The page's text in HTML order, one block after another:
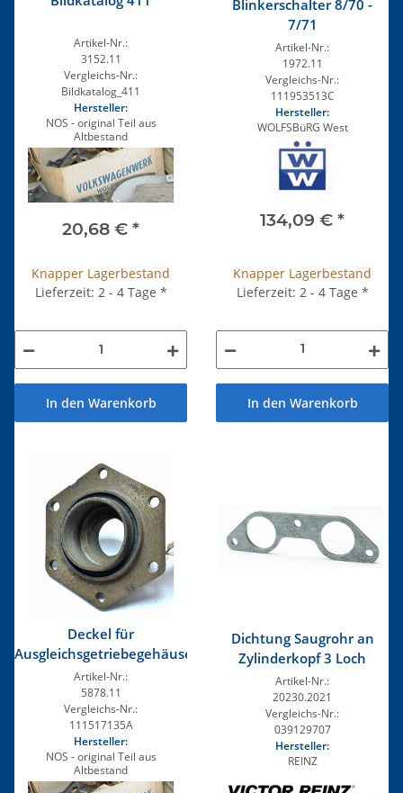
Artikel-Nr.:
3152.11
Vergleichs-Nr.:
Bildkatalog_411
Hersteller:
NOS - original Teil aus
Altbestand
20,68 € *
Knapper Lagerbestand
Lieferzeit: 2 - 4 Tage *
In den Warenkorb
Blinkerschalter 8/70 -
7/71
Artikel-Nr.:
1972.11
Vergleichs-Nr.:
111953513C
Hersteller:
WOLFSBüRG West
134,09 € *
Knapper Lagerbestand
Lieferzeit: 2 - 4 Tage *
In den Warenkorb
Deckel für
Ausgleichsgetriebegehäuse
Artikel-Nr.:
5878.11
Vergleichs-Nr.:
111517135A
Hersteller:
NOS - original Teil aus
Altbestand
Dichtung Saugrohr an
Zylinderkopf 3 Loch
Artikel-Nr.:
20230.2021
Vergleichs-Nr.:
039129707
Hersteller:
REINZ